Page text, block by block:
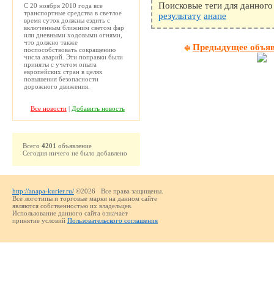
Поисковые теги для
результату анапе
Предыдущее
С 20 ноября 2010 года все
транспортные средства в светлое
время суток должны ездить с
включенным ближним светом фар
или дневными ходовыми огнями,
что должно также
поспособствовать сокращению
числа аварий. Эти поправки были
приняты с учетом опыта
европейских стран в целях
повышения безопасности
дорожного движения.
Все новости| Добавить новость
Всего 4201 объявление
Сегодня ничего не было добавлено
http://anapa-kurier.ru/ ©2026 Все права защищены.
Все логотипы и торговые марки на данном сайте
являются собственностью их владельцев.
Использование данного сайта означает
принятие условий Пользовательского соглашения